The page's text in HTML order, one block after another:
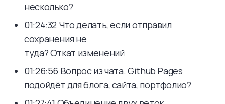
несколько?
01:24:32 Что делать, если отправил
сохранения не
туда? Откат изменений
01:26:56 Вопрос из чата. Github Pages
подойдёт для блога, сайта, портфолио?